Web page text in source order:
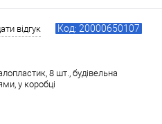
відгук Код: 20000650107
8 шт., будівельна
у коробці